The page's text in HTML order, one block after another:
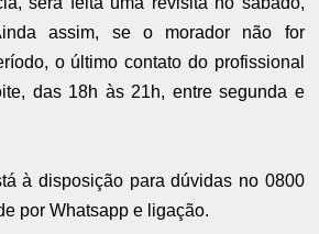
assim, se o morador não for
o último contato do profissional
das 18h às 21h, entre segunda e
à disposição para dúvidas no 0800
por Whatsapp e ligação.